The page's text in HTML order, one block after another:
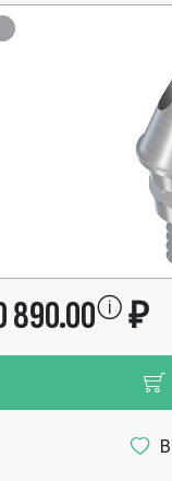
890.00 ₽